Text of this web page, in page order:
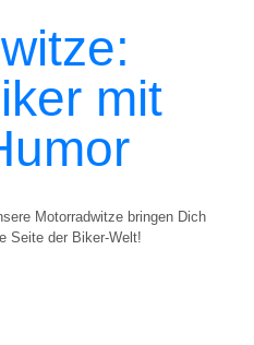
mit
Motorradwitze bringen Dich
Seite der Biker-Welt!